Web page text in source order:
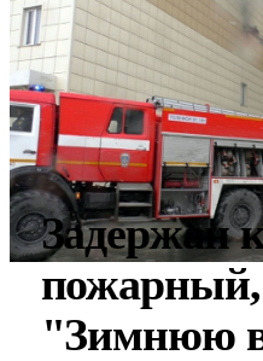
Задержан
"Зимнюю